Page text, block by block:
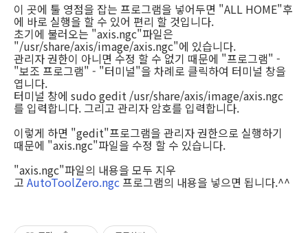
이 곳에 툴 영점을 잡는 프로그램을 넣어두면 "ALL HOME"후
에 바로 실행을 할 수 있어 편리 할 것입니다.
초기에 불러오는 "axis.ngc"파일은
"/usr/share/axis/image/axis.ngc"에 있습니다.
관리자 권한이 아니면 수정 할 수 없기 때문에 "프로그램" -
"보조 프로그램" - "터미널"을 차례로 클릭하여 터미널 창을
엽니다.
터미널 창에 sudo gedit /usr/share/axis/image/axis.ngc
를 입력합니다. 그리고 관리자 암호를 입력합니다.
이렇게 하면 "gedit"프로그램을 관리자 권한으로 실행하기
때문에 "axis.ngc"파일을 수정 할 수 있습니다.
"axis.ngc"파일의 내용을 모두 지우
고 AutoToolZero.ngc프로그램의 내용을 넣으면 됩니다.^^